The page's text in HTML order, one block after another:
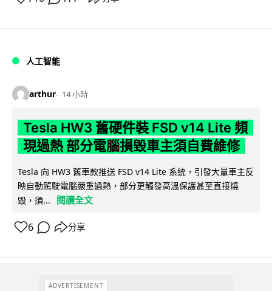
人工智能
arthur 14 小時
Tesla HW3 舊硬件裝 FSD v14 Lite 頻
現過熱 部分電腦損毀車主須自費維修
Tesla 向 HW3 舊車款推送 FSD v14 Lite 系統，引發大量車主反
映自動駕駛電腦嚴重過熱，部分更觸發高溫保護甚至直接燒
毀，須...
閱讀全文
6 分享
ADVERTISEMENT